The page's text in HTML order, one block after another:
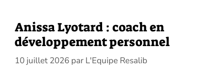
Anissa Lyotard : coach en
développement personnel
10 juillet 2026 par L'Equipe Resalib